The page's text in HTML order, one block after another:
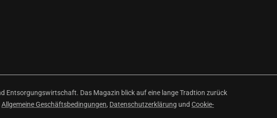
Entsorgungswirtschaft. Das Magazin blick auf eine lange Tradtion zurück
Allgemeine Geschäftsbedingungen, Datenschutzerklärung und Cookie-